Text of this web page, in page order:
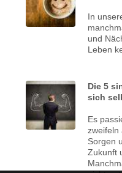
In
und
Leben
Die 5
sich
Es
zweifeln
Sorgen
Zukunft